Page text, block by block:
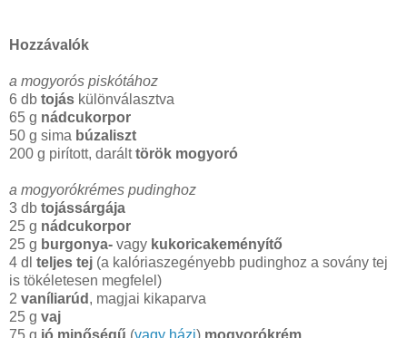
Hozzávalók
a mogyorós piskótához
6 db tojás különválasztva
65 g nádcukorpor
50 g sima búzaliszt
200 g pirított, darálttörök mogyoró
a mogyorókrémes pudinghoz
3 db tojássárgája
25 g nádcukorpor
25 g burgonya- vagy kukoricakeményítő
4 dl teljes tej (a kalóriaszegényebb pudinghoz a sovány tej
is tökéletesen megfelel)
2 vaníliarúd , magjai kikaparva
25 g vaj